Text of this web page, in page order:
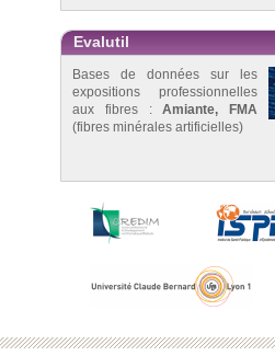
Evalutil
Bases de données sur les
expositions professionnelles
aux fibres :Amiante, FMA
(fibres minérales artificielles)